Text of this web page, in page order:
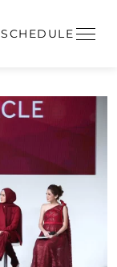
SCHEDULE